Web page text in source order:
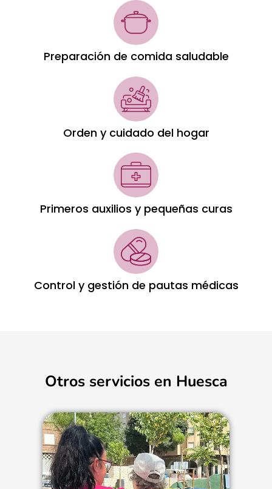
Preparación de comida saludable
Orden y cuidado del hogar
Primeros auxilios y pequeñas curas
Control y gestión de pautas médicas
Otros servicios en Huesca